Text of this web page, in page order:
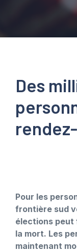
Des
Pour les
frontière sud
élections peut
la mort. Les
maintenant